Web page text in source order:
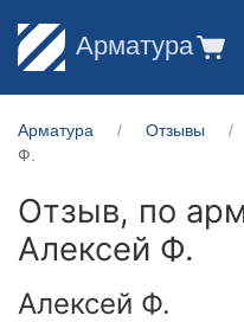
Арматура
Арматура Отзывы
Ф.
Отзыв, по
Алексей Ф.
Алексей Ф.